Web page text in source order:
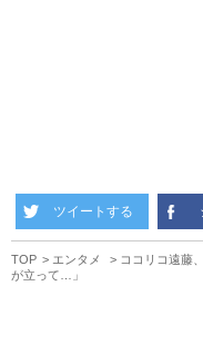
ツイートする
TOP エンタメ
ココリコ遠藤
が立って…」